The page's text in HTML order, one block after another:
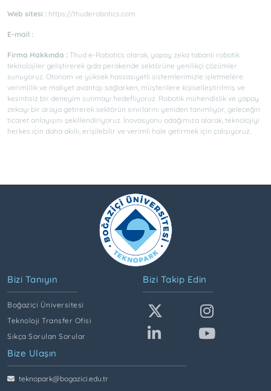
Web sitesi : https://thuderobotics.com
E-mail :
Firma Hakkında : Thud e-Robotics olarak, yapay zeka tabanlı robotik
teknolojiler geliştirerek gıda perakende sektörüne yenilikçi çözümler
sunuyoruz. Otonom ve yüksek hassasiyetli sistemlerimizle işletmelere
verimlilik ve maliyet avantajı sağlarken, müşterilere kişiselleştirilmiş ve
kesintisiz bir deneyim sunmayı hedefliyoruz. Robotik mühendislik ve yapay
zekayı bir araya getirerek sektörün sınırlarını yeniden tanımlıyor, geleceğin
ticaret anlayışını şekillendiriyoruz. İnovasyonu odağımıza alarak, teknolojiyi
herkes için daha akıllı, erişilebilir ve verimli hale getirmek için çalışıyoruz.
Bizi Tanıyın
Boğaziçi Üniversitesi
Teknoloji Transfer Ofisi
Sıkça Sorulan Sorular
Bizi Takip Edin
Bize Ulaşın
teknopark@bogazici.edu.tr